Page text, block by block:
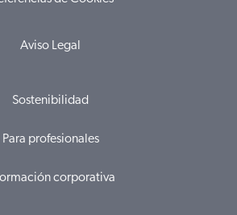
Aviso Legal
Sostenibilidad
Para profesionales
corporativa